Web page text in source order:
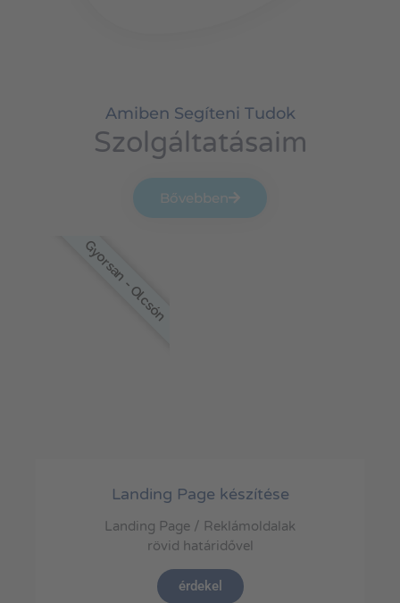
Amiben Segíteni Tudok
Szolgáltatásaim
Bővebben
Landing Page készítése
Landing Page / Reklámoldalak
rövid határidővel
érdekel
Gyorsan - Olcsón